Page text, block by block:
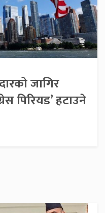
जागिर
पिरियड’ हटाउने